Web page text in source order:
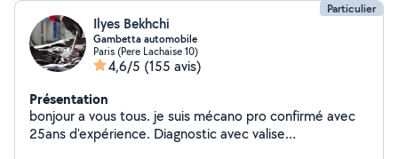
Particulier
Ilyes Bekhchi
Gambetta automobile
Paris (Pere Lachaise 10)
4,6/5 (155 avis)
Présentation
bonjour a vous tous. je suis mécano pro confirmé avec
25ans d'expérience. Diagnostic avec valise